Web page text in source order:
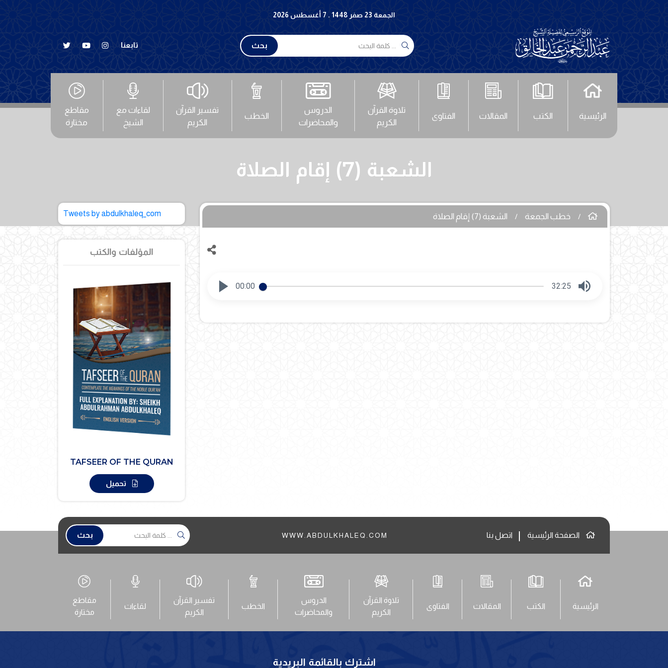
الجمعة 23 صفر 1448 . 7 أغسطس 2026
بحث تابعنا
الرئيسية الكتب المقالات الفتاوى
تلاوة القرآن
الكريم
الدروس
والمحاضرات
الخطب
تفسير القرآن
الكريم
لقاءات مع
الشيخ
مقاطع
مختارة
الشعبة (7) إقام الصلاة
خطب الجمعة الشعبة (7) إقام الصلاة
00:00 32:25
Tweets by abdulkhaleq_com
المؤلفات والكتب
TAFSEER OF THE QURAN
تحميل
الصفحة الرئيسية اتصل بنا WWW.ABDULKHALEQ.COM بحث
الرئيسية الكتب المقالات الفتاوى
تلاوة القرآن
الكريم
الدروس
والمحاضرات
الخطب
تفسير القرآن
الكريم
لقاءات
مقاطع
مختارة
اشترك بالقائمة البريدية